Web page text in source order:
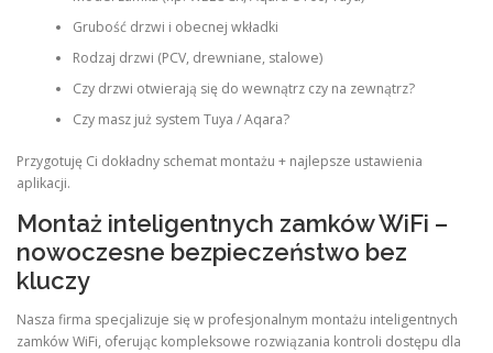
Grubość drzwi i obecnej wkładki
Rodzaj drzwi (PCV, drewniane, stalowe)
Czy drzwi otwierają się do wewnątrz czy na zewnątrz?
Czy masz już system Tuya / Aqara?
Przygotuję Ci dokładny schemat montażu + najlepsze ustawienia
aplikacji.
Montaż inteligentnych zamków WiFi –
nowoczesne bezpieczeństwo bez
kluczy
Nasza firma specjalizuje się w profesjonalnym montażu inteligentnych
zamków WiFi, oferując kompleksowe rozwiązania kontroli dostępu dla